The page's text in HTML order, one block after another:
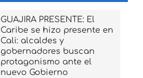
GUAJIRA PRESENTE: El
Caribe se hizo presente en
Cali: alcaldes y
gobernadores buscan
protagonismo ante el
nuevo Gobierno